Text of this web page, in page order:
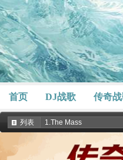
首页 DJ战歌 传奇